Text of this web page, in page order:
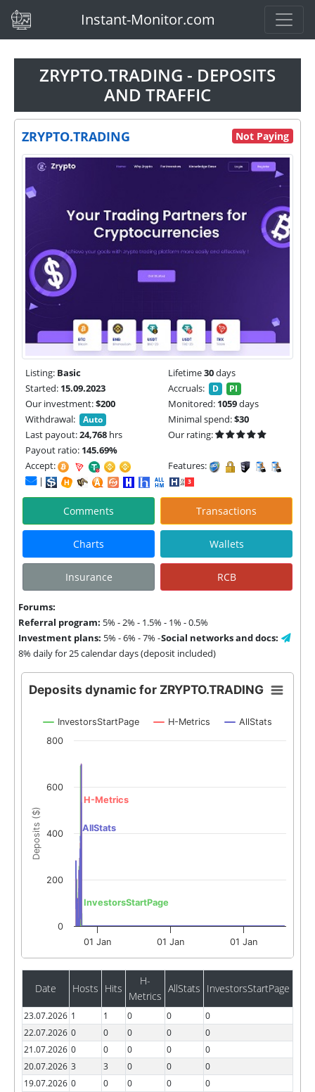
(current)Instant-Monitor.com
ZRYPTO.TRADING - DEPOSITS
AND TRAFFIC
ZRYPTO.TRADING Not Paying
Listing: Basic Lifetime30days
Started: 15.09.2023 Accruals: D PI
Our investment:$200 Monitored: 1059days
Withdrawal:
Auto Minimal spend:$30
Last payout:24,768 hrs
Our rating:
Payout ratio: 145.69%
Accept:
Features:
|
Comments Transactions
Charts Wallets
Insurance RCB
Forums:
Referral program: 5% - 2% - 1.5% - 1% - 0.5%
Social networks and docs:
Investment plans: 5% - 6% - 7% -
8% daily for 25 calendar days (deposit included)
Deposits ($)
InvestorsStartPage
H-Metrics
AllStats
Deposits dynamic for ZRYPTO.TRADING
InvestorsStartPage H-Metrics AllStats
01 Jan 01 Jan 01 Jan
0
200
400
600
800
Date Hosts Hits
H-
Metrics
AllStats InvestorsStartPage
23.07.2026 1 1 0 0
0
22.07.2026 0 0 0 0
0
21.07.2026 0 0 0 0
0
20.07.2026 3 3 0 0
0
19.07.2026 0 0 0 0
0